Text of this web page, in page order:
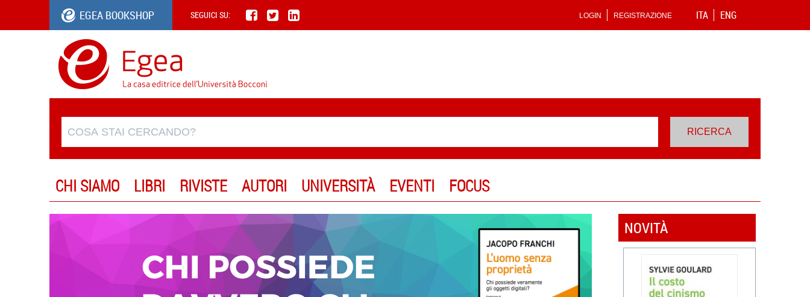
EGEA BOOKSHOP SEGUICI SU: ITA ENG
LOGIN REGISTRAZIONE
CHI SIAMO LIBRI RIVISTE AUTORI UNIVERSITÀ EVENTI FOCUS
NOVITÀ